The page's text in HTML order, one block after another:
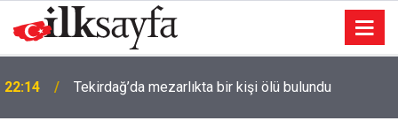
22:14 Tekirdağ’da mezarlıkta bir kişi ölü bulundu